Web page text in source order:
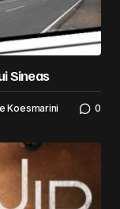
Sineas
Koesmarini 0